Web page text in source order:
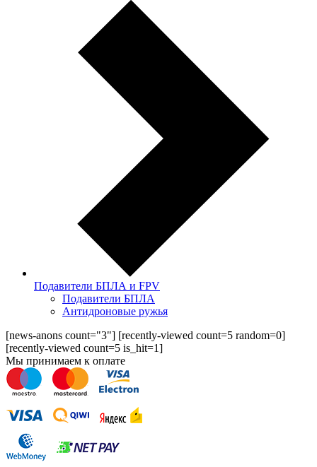
Подавители БПЛА и FPV
Подавители БПЛА
Антидроновые ружья
[news-anons count="3"] [recently-viewed count=5 random=0]
[recently-viewed count=5 is_hit=1]
Мы принимаем к оплате